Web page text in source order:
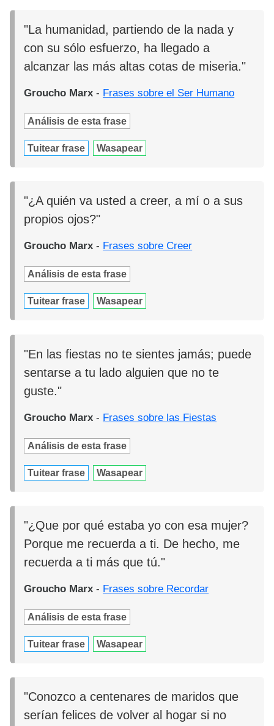
"La humanidad, partiendo de la nada y
con su sólo esfuerzo, ha llegado a
alcanzar las más altas cotas de miseria."
Groucho Marx - Frases sobre el Ser Humano
Análisis de esta frase
Tuitear frase Wasapear
"¿A quién va usted a creer, a mí o a sus
propios ojos?"
Groucho Marx - Frases sobre Creer
Análisis de esta frase
Tuitear frase Wasapear
"En las fiestas no te sientes jamás; puede
sentarse a tu lado alguien que no te
guste."
Groucho Marx - Frases sobre las Fiestas
Análisis de esta frase
Tuitear frase Wasapear
"¿Que por qué estaba yo con esa mujer?
Porque me recuerda a ti. De hecho, me
recuerda a ti más que tú."
Groucho Marx - Frases sobre Recordar
Análisis de esta frase
Tuitear frase Wasapear
"Conozco a centenares de maridos que
serían felices de volver al hogar si no